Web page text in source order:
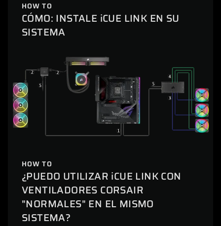
HOW TO
CÓMO: INSTALE iCUE LINK EN SU
SISTEMA
HOW TO
¿PUEDO UTILIZAR iCUE LINK CON
VENTILADORES CORSAIR
"NORMALES" EN EL MISMO
SISTEMA?